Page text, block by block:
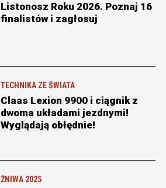
Listonosz Roku 2026. Poznaj 16
finalistów i zagłosuj
TECHNIKA ZE ŚWIATA
Claas Lexion 9900 i ciągnik z
dwoma układami jezdnymi!
Wyglądają obłędnie!
ŻNIWA 2025